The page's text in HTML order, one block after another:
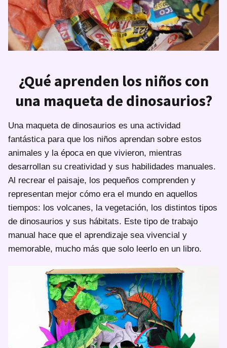
¿Qué aprenden los niños con
una maqueta de dinosaurios?
Una maqueta de dinosaurios es una actividad
fantástica para que los niños aprendan sobre estos
animales y la época en que vivieron, mientras
desarrollan su creatividad y sus habilidades manuales.
Al recrear el paisaje, los pequeños comprenden y
representan mejor cómo era el mundo en aquellos
tiempos: los volcanes, la vegetación, los distintos tipos
de dinosaurios y sus hábitats. Este tipo de trabajo
manual hace que el aprendizaje sea vivencial y
memorable, mucho más que solo leerlo en un libro.